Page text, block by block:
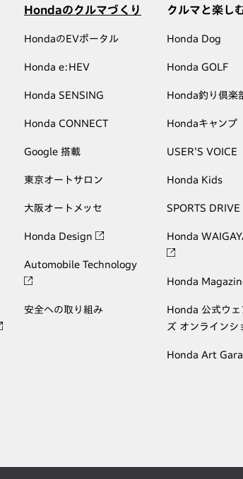
Hondaのクルマづくり
HondaのEVポータル
Honda e:HEV
Honda SENSING
Honda CONNECT
Google 搭載
東京オートサロン
大阪オートメッセ
Honda Design
Automobile Technology
安全への取り組み
クルマと楽し
Honda Dog
Honda GOLF
Honda釣り倶楽
Hondaキャンプ
USER'S VOICE
Honda Kids
SPORTS DRIVE
Honda
Honda
Honda 公式ウェ
ズ オンラインシ
Honda Art